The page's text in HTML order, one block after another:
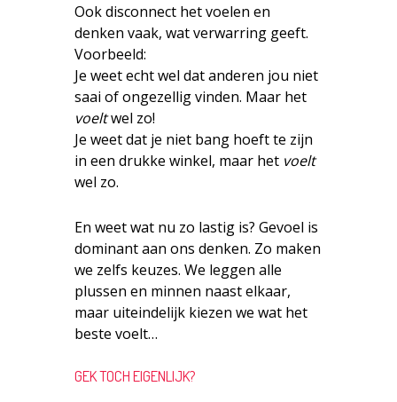
Ook disconnect het voelen en
denken vaak, wat verwarring geeft.
Voorbeeld:
Je weet echt wel dat anderen jou niet
saai of ongezellig vinden. Maar het
voeltwel zo!
Je weet dat je niet bang hoeft te zijn
in een drukke winkel, maar het voelt
wel zo.
En weet wat nu zo lastig is? Gevoel is
dominant aan ons denken. Zo maken
we zelfs keuzes. We leggen alle
plussen en minnen naast elkaar,
maar uiteindelijk kiezen we wat het
beste voelt…
GEK TOCH EIGENLIJK?